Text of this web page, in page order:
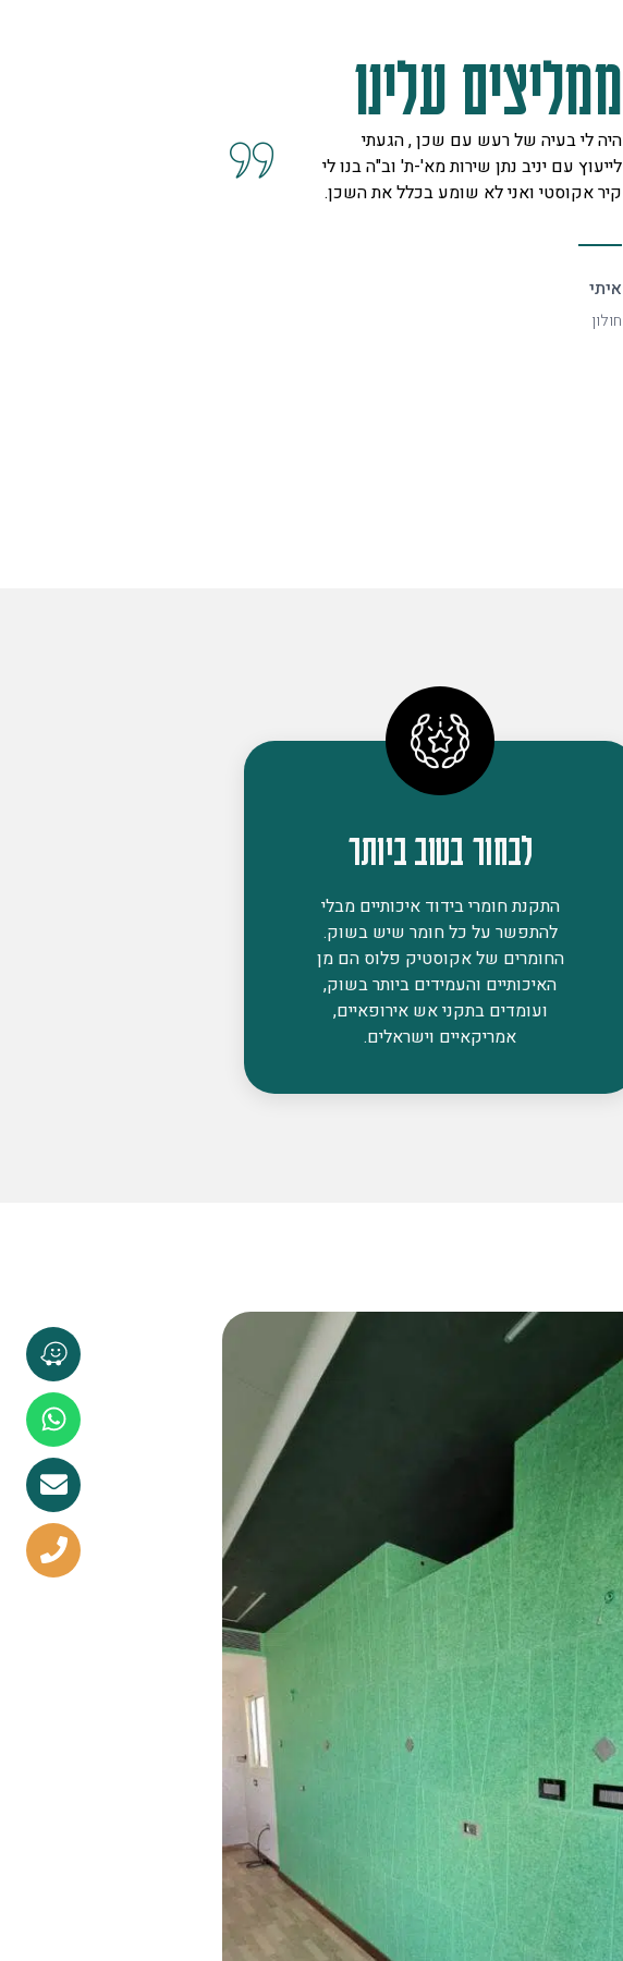
ממליצים עלינו
היה לי בעיה של רעש עם שכן , הגעתי
לייעוץ עם יניב נתן שירות מא'-ת' וב"ה בנו לי
קיר אקוסטי ואני לא שומע בכלל את השכן.
איתי
חולון
לבחור בטוב ביותר
התקנת חומרי בידוד איכותיים מבלי
להתפשר על כל חומר שיש בשוק.
החומרים של אקוסטיק פלוס הם מן
האיכותיים והעמידים ביותר בשוק,
ועומדים בתקני אש אירופאיים,
אמריקאיים וישראלים.